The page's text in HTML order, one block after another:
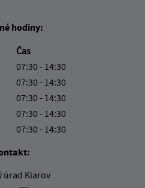
hodiny:
Čas
07:30 - 14:30
07:30 - 14:30
07:30 - 14:30
07:30 - 14:30
07:30 - 14:30
úrad Kiarov